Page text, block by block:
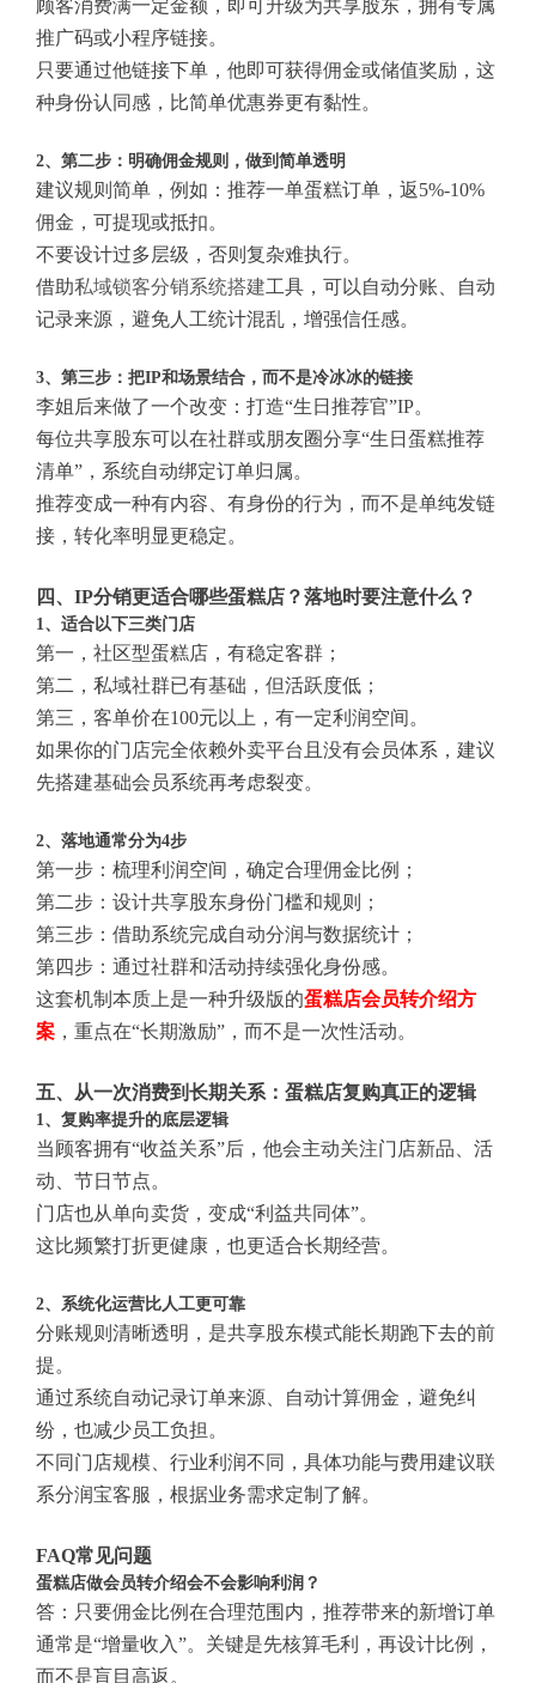
顾客消费满一定金额，即可升级为共享股东，拥有专属
推广码或小程序链接。
只要通过他链接下单，他即可获得佣金或储值奖励，这
种身份认同感，比简单优惠券更有黏性。
2、第二步：明确佣金规则，做到简单透明
建议规则简单，例如：推荐一单蛋糕订单，返5%-10%
佣金，可提现或抵扣。
不要设计过多层级，否则复杂难执行。
借助私域锁客分销系统搭建工具，可以自动分账、自动
记录来源，避免人工统计混乱，增强信任感。
3、第三步：把IP和场景结合，而不是冷冰冰的链接
李姐后来做了一个改变：打造“生日推荐官”IP。
每位共享股东可以在社群或朋友圈分享“生日蛋糕推荐
清单”，系统自动绑定订单归属。
推荐变成一种有内容、有身份的行为，而不是单纯发链
接，转化率明显更稳定。
四、IP分销更适合哪些蛋糕店？落地时要注意什么？
1、适合以下三类门店
第一，社区型蛋糕店，有稳定客群；
第二，私域社群已有基础，但活跃度低；
第三，客单价在100元以上，有一定利润空间。
如果你的门店完全依赖外卖平台且没有会员体系，建议
先搭建基础会员系统再考虑裂变。
2、落地通常分为4步
第一步：梳理利润空间，确定合理佣金比例；
第二步：设计共享股东身份门槛和规则；
第三步：借助系统完成自动分润与数据统计；
第四步：通过社群和活动持续强化身份感。
这套机制本质上是一种升级版的蛋糕店会员转介绍方
案 ，重点在“长期激励”，而不是一次性活动。
五、从一次消费到长期关系：蛋糕店复购真正的逻辑
1、复购率提升的底层逻辑
当顾客拥有“收益关系”后，他会主动关注门店新品、活
动、节日节点。
门店也从单向卖货，变成“利益共同体”。
这比频繁打折更健康，也更适合长期经营。
2、系统化运营比人工更可靠
分账规则清晰透明，是共享股东模式能长期跑下去的前
提。
通过系统自动记录订单来源、自动计算佣金，避免纠
纷，也减少员工负担。
不同门店规模、行业利润不同，具体功能与费用建议联
系分润宝客服，根据业务需求定制了解。
FAQ常见问题
蛋糕店做会员转介绍会不会影响利润？
答：只要佣金比例在合理范围内，推荐带来的新增订单
通常是“增量收入”。关键是先核算毛利，再设计比例，
而不是盲目高返。